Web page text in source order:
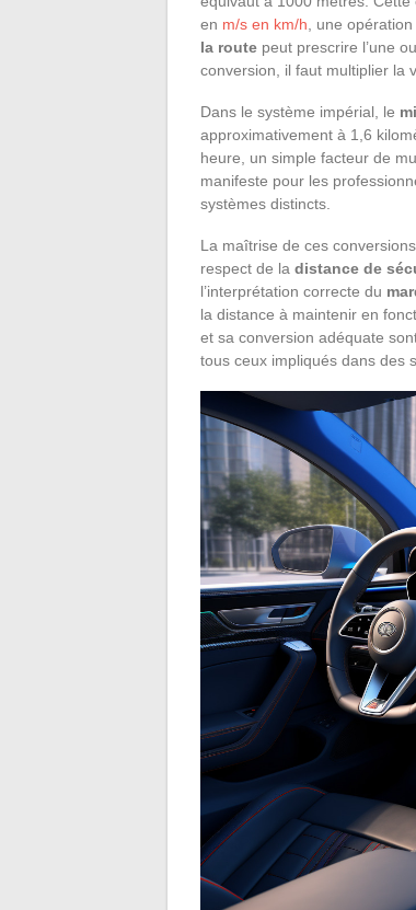
en m/s en km/h , une
la route peut prescrire l’une
conversion, il faut multiplier la
Dans le système impérial, le
approximativement à 1,6
heure, un simple facteur de
manifeste pour les
systèmes distincts.
La maîtrise de ces
respect de la distance de
l’interprétation correcte du
la distance à maintenir en
et sa conversion adéquate
tous ceux impliqués dans des